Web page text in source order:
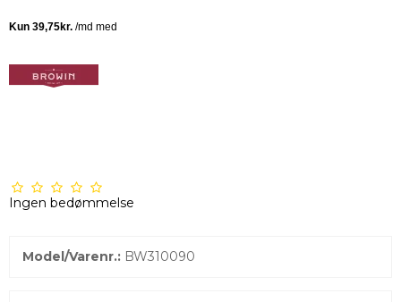
Ingen bedømmelse
Model/Varenr.: BW310090